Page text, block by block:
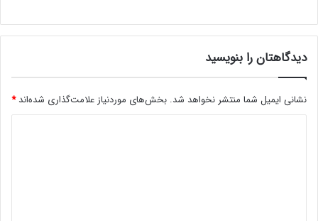
دیدگاهتان را بنویسید
نشانی ایمیل شما منتشر نخواهد شد. بخش‌های موردنیاز علامت‌گذاری شده‌اند*